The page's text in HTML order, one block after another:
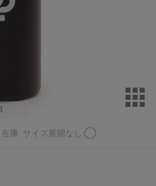
在庫 サイズ展開なし:◯